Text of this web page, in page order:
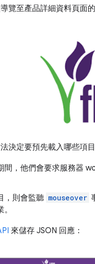
覽至產品詳細資料頁面的
決定要預先載入哪些項目
間，他們會要求服務器
，則會監聽 mouseover
來儲存 JSON 回應：